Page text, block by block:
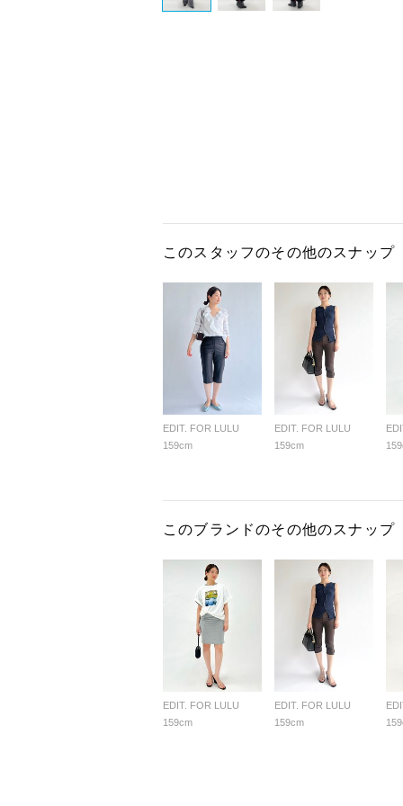
このスタッフのその他のスナップ
EDIT. FOR LULU
159cm
EDIT. FOR LULU
159cm
このブランドのその他のスナップ
EDIT. FOR LULU
159cm
EDIT. FOR LULU
159cm